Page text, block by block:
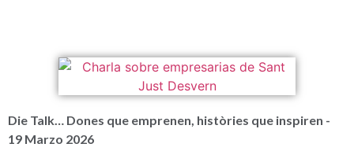
Die Talk… Dones que emprenen, històries que inspiren -
19 Marzo 2026